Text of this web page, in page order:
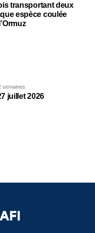
transportant deux
espèce coulée
semaines
juillet 2026